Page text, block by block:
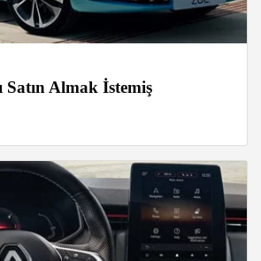
Satın Almak İstemiş